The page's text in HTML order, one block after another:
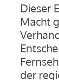
Dieser
Macht
der